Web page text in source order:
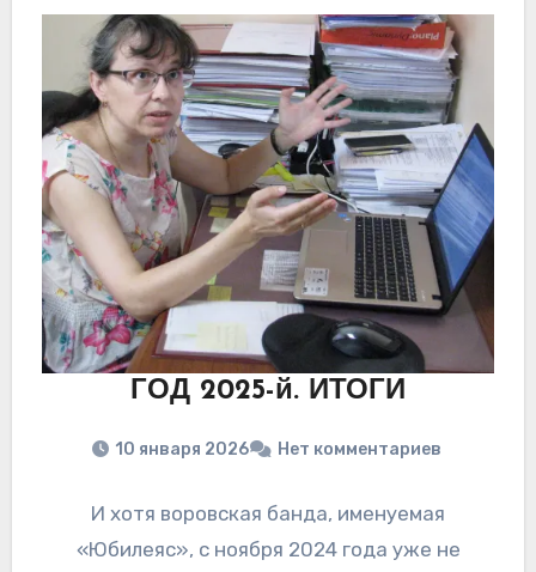
ГОД 2025-й. ИТОГИ
10 января 2026 Нет комментариев
И хотя воровская банда, именуемая
«Юбилеяс», с ноября 2024 года уже не